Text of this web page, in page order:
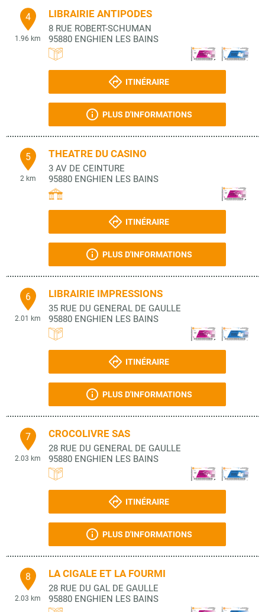
4
1.96 km
LIBRAIRIE ANTIPODES
8 RUE ROBERT-SCHUMAN
95880 ENGHIEN LES BAINS
ITINÉRAIRE
PLUS D'INFORMATIONS
5
2 km
THEATRE DU CASINO
3 AV DE CEINTURE
95880 ENGHIEN LES BAINS
ITINÉRAIRE
PLUS D'INFORMATIONS
6
2.01 km
LIBRAIRIE IMPRESSIONS
35 RUE DU GENERAL DE GAULLE
95880 ENGHIEN LES BAINS
ITINÉRAIRE
PLUS D'INFORMATIONS
7
2.03 km
CROCOLIVRE SAS
28 RUE DU GENERAL DE GAULLE
95880 ENGHIEN LES BAINS
ITINÉRAIRE
PLUS D'INFORMATIONS
8
2.03 km
LA CIGALE ET LA FOURMI
28 RUE DU GAL DE GAULLE
95880 ENGHIEN LES BAINS